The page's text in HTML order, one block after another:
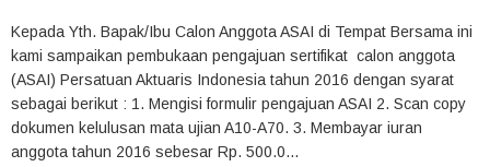
Kepada Yth. Bapak/Ibu Calon Anggota ASAI di Tempat Bersama ini
kami sampaikan pembukaan pengajuan sertifikat calon anggota
(ASAI) Persatuan Aktuaris Indonesia tahun 2016 dengan syarat
sebagai berikut : 1. Mengisi formulir pengajuan ASAI 2. Scan copy
dokumen kelulusan mata ujian A10-A70. 3. Membayar iuran
anggota tahun 2016 sebesar Rp. 500.0...